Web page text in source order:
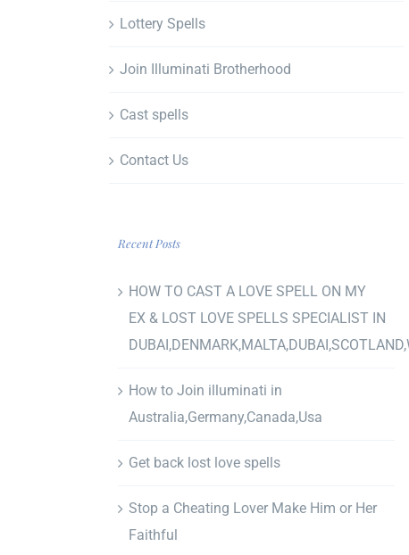
Lottery Spells
Join Illuminati Brotherhood
Cast spells
Contact Us
Recent Posts
HOW TO CAST A LOVE SPELL ON MY
EX & LOST LOVE SPELLS SPECIALIST IN
How to Join illuminati in
Australia,Germany,Canada,Usa
Get back lost love spells
Stop a Cheating Lover Make Him or Her
Faithful